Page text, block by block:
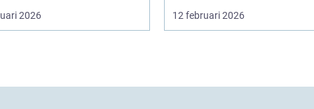
2026 12 februari 2026